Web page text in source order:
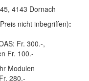
4143 Dornach
nicht inbegriffen):
Fr. 300.-,
Fr. 100.-
Modulen
280.-